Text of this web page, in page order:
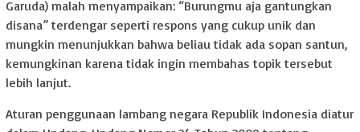
Garuda) malah menyampaikan: “Burungmu aja gantungkan
disana” terdengar seperti respons yang cukup unik dan
mungkin menunjukkan bahwa beliau tidak ada sopan santun,
kemungkinan karena tidak ingin membahas topik tersebut
lebih lanjut.
Aturan penggunaan lambang negara Republik Indonesia diatur